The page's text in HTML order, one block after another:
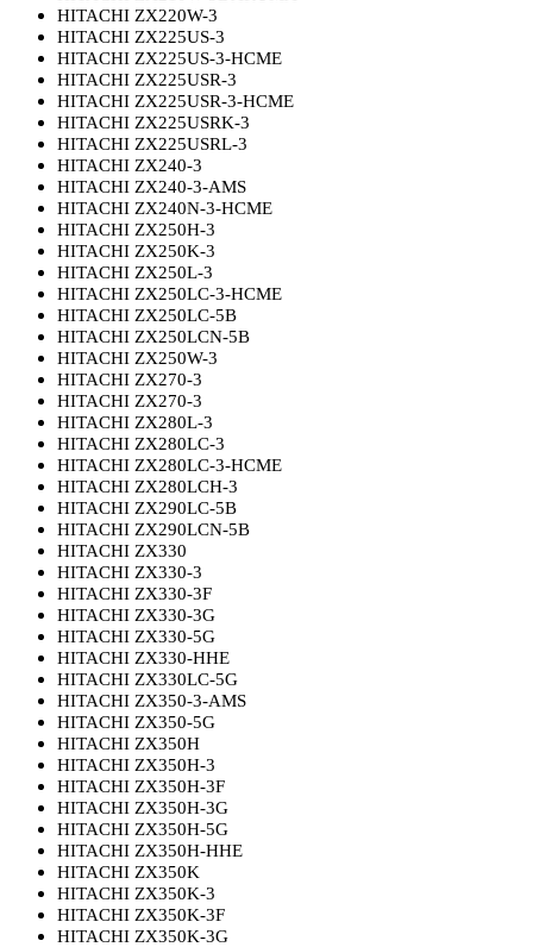
HITACHI ZX220W-3
HITACHI ZX225US-3
HITACHI ZX225US-3-HCME
HITACHI ZX225USR-3
HITACHI ZX225USR-3-HCME
HITACHI ZX225USRK-3
HITACHI ZX225USRL-3
HITACHI ZX240-3
HITACHI ZX240-3-AMS
HITACHI ZX240N-3-HCME
HITACHI ZX250H-3
HITACHI ZX250K-3
HITACHI ZX250L-3
HITACHI ZX250LC-3-HCME
HITACHI ZX250LC-5B
HITACHI ZX250LCN-5B
HITACHI ZX250W-3
HITACHI ZX270-3
HITACHI ZX270-3
HITACHI ZX280L-3
HITACHI ZX280LC-3
HITACHI ZX280LC-3-HCME
HITACHI ZX280LCH-3
HITACHI ZX290LC-5B
HITACHI ZX290LCN-5B
HITACHI ZX330
HITACHI ZX330-3
HITACHI ZX330-3F
HITACHI ZX330-3G
HITACHI ZX330-5G
HITACHI ZX330-HHE
HITACHI ZX330LC-5G
HITACHI ZX350-3-AMS
HITACHI ZX350-5G
HITACHI ZX350H
HITACHI ZX350H-3
HITACHI ZX350H-3F
HITACHI ZX350H-3G
HITACHI ZX350H-5G
HITACHI ZX350H-HHE
HITACHI ZX350K
HITACHI ZX350K-3
HITACHI ZX350K-3F
HITACHI ZX350K-3G